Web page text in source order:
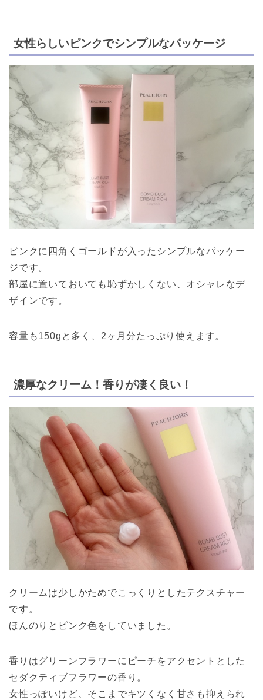
女性らしいピンクでシンプルなパッケージ
ピンクに四角くゴールドが入ったシンプルなパッケー
ジです。
部屋に置いておいても恥ずかしくない、オシャレなデ
ザインです。
容量も150gと多く、2ヶ月分たっぷり使えます。
濃厚なクリーム！香りが凄く良い！
クリームは少しかためでこっくりとしたテクスチャー
です。
ほんのりとピンク色をしていました。
香りはグリーンフラワーにピーチをアクセントとした
セダクティブフラワーの香り。
女性っぽいけど、そこまでキツくなく甘さも抑えられ